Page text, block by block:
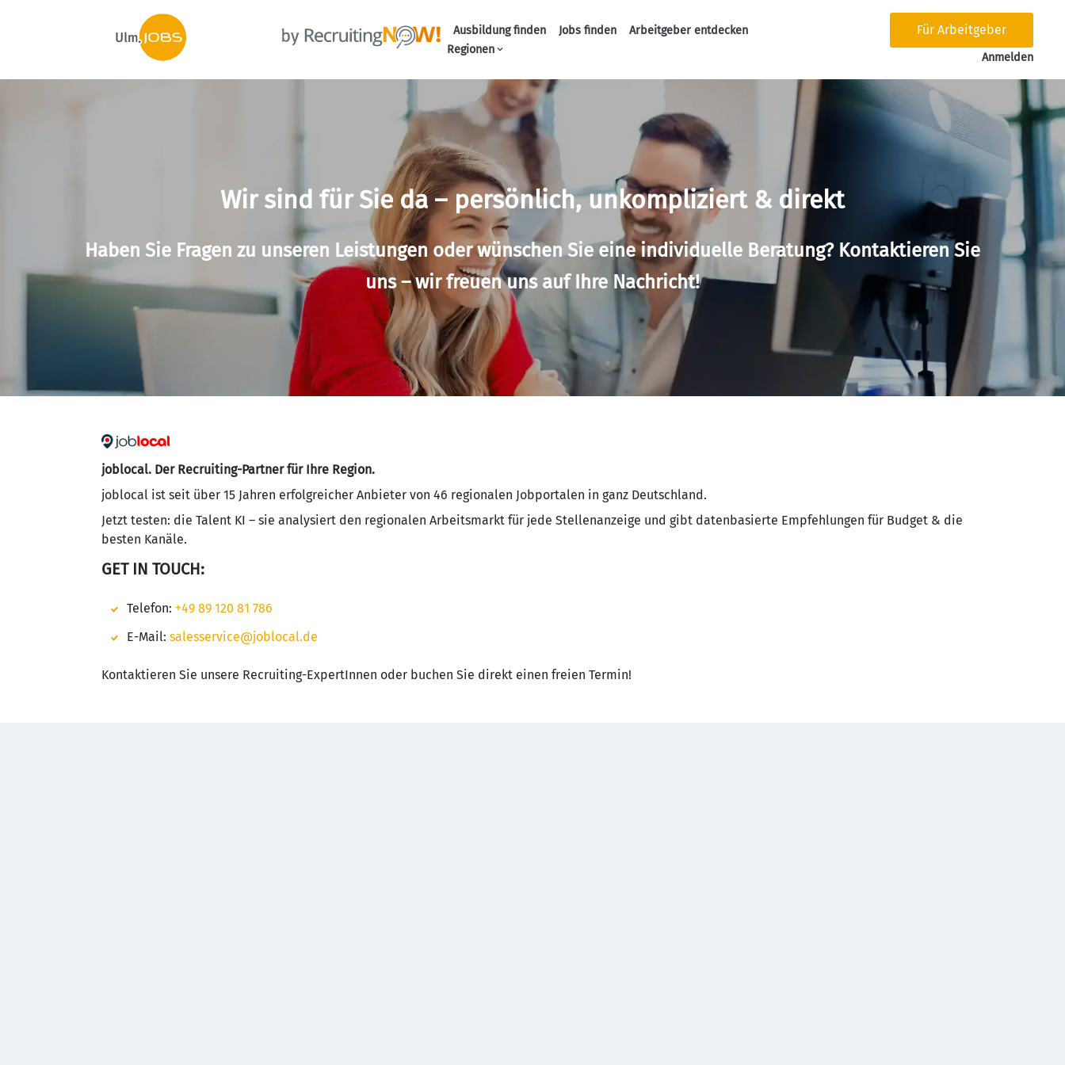
Ausbildung finden Jobs finden
Arbeitgeber entdecken
Regionen
Für Arbeitgeber
Anmelden
Wir sind für Sie da – persönlich, unkompliziert & direkt
Haben Sie Fragen zu unseren Leistungen oder wünschen Sie eine individuelle Beratung? Kontaktieren Sie
uns – wir freuen uns auf Ihre Nachricht!
joblocal. Der Recruiting-Partner für Ihre Region.
joblocal ist seit über 15 Jahren erfolgreicher Anbieter von 46 regionalen Jobportalen in ganz Deutschland.
Jetzt testen: die Talent KI – sie analysiert den regionalen Arbeitsmarkt für jede Stellenanzeige und gibt datenbasierte Empfehlungen für Budget & die
besten Kanäle.
GET IN TOUCH:
Telefon: +49 89 120 81 786
E-Mail: salesservice@joblocal.de
Kontaktieren Sie unsere Recruiting-ExpertInnen oder buchen Sie direkt einen freien Termin!